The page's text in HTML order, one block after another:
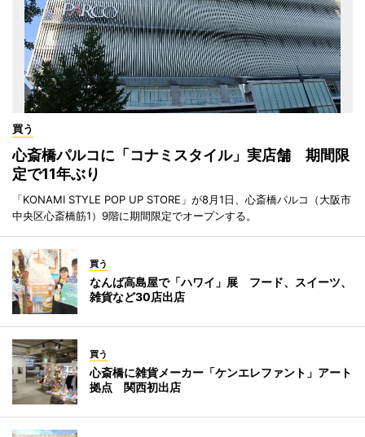
買う
心斎橋パルコに「コナミスタイル」実店舗 期間限
定で11年ぶり
「KONAMI STYLE POP UP STORE」が8月1日、心斎橋パルコ（大阪市
中央区心斎橋筋1）9階に期間限定でオープンする。
買う
なんば高島屋で「ハワイ」展 フード、スイーツ、
雑貨など30店出店
買う
心斎橋に雑貨メーカー「ケンエレファント」アート
拠点 関西初出店